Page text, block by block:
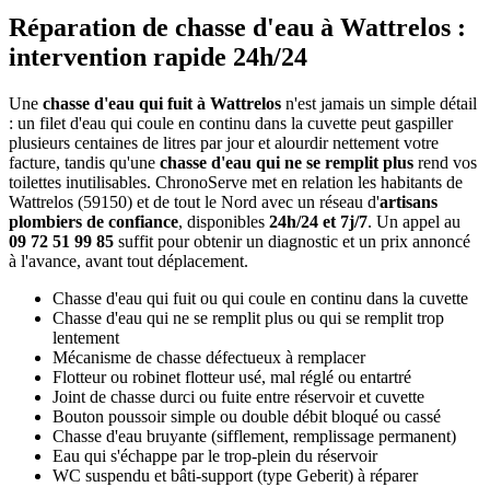
Réparation de chasse d'eau à Wattrelos :
intervention rapide 24h/24
Une chasse d'eau qui fuit à Wattrelos n'est jamais un simple détail
: un filet d'eau qui coule en continu dans la cuvette peut gaspiller
plusieurs centaines de litres par jour et alourdir nettement votre
facture, tandis qu'une chasse d'eau qui ne se remplit plus rend vos
toilettes inutilisables. ChronoServe met en relation les habitants de
Wattrelos (59150) et de tout le Nord avec un réseau d'artisans
plombiers de confiance, disponibles 24h/24 et 7j/7. Un appel au
09 72 51 99 85 suffit pour obtenir un diagnostic et un prix annoncé
à l'avance, avant tout déplacement.
Chasse d'eau qui fuit ou qui coule en continu dans la cuvette
Chasse d'eau qui ne se remplit plus ou qui se remplit trop
lentement
Mécanisme de chasse défectueux à remplacer
Flotteur ou robinet flotteur usé, mal réglé ou entartré
Joint de chasse durci ou fuite entre réservoir et cuvette
Bouton poussoir simple ou double débit bloqué ou cassé
Chasse d'eau bruyante (sifflement, remplissage permanent)
Eau qui s'échappe par le trop-plein du réservoir
WC suspendu et bâti-support (type Geberit) à réparer